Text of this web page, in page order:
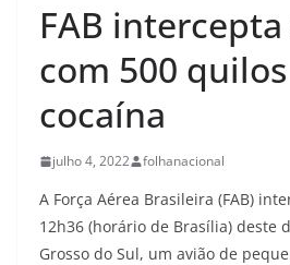
FAB
com 500
cocaína
julho 4, 2022 folhanacional
A Força Aérea Brasileira (FAB)
12h36 (horário de Brasília) deste
Grosso do Sul, um avião de